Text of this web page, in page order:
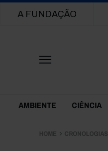
Main navigation
A FUNDAÇÃO
Themes Menu
AMBIENTE CIÊNCIA
HOME CRONOLOGIAS